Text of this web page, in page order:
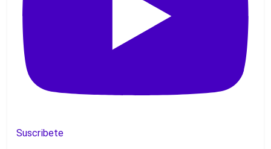
Suscribete